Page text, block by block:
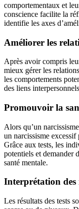
comportementaux et
conscience facilite la
identifie les axes
Améliorer les
Après avoir compris
mieux gérer les
les comportements
des liens
Promouvoir la
Alors qu’un
un narcissisme
Grâce aux tests, les
potentiels et demander
santé mentale.
Interprétation des
Les résultats des tests